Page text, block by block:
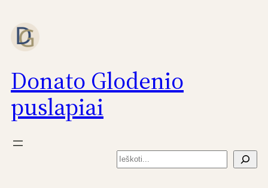
prie
turinio
Donato Glodenio
puslapiai
Paieška